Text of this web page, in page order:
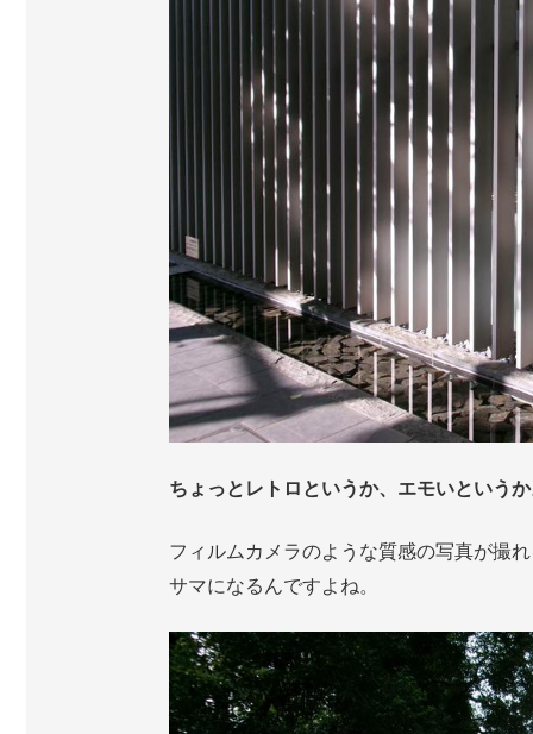
ちょっとレトロというか、エモいというか
フィルムカメラのような質感の写真が撮
サマになるんですよね。